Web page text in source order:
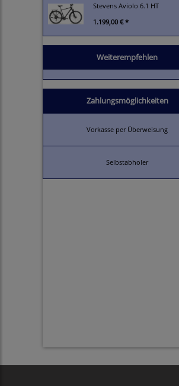
Stevens Aviolo 6.1 HT
1.199,00 € *
Weiterempfehlen
Zahlungsmöglichkeiten
Vorkasse per Überweisung
Selbstabholer